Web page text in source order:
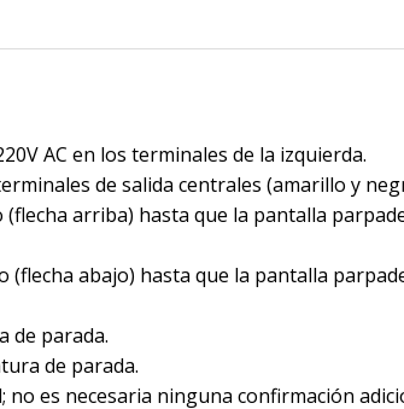
AC en los terminales de la izquierda.
de salida centrales (amarillo y
arriba) hasta que la pantalla
abajo) hasta que la pantalla
de parada.
de parada.
es necesaria ninguna confirmación